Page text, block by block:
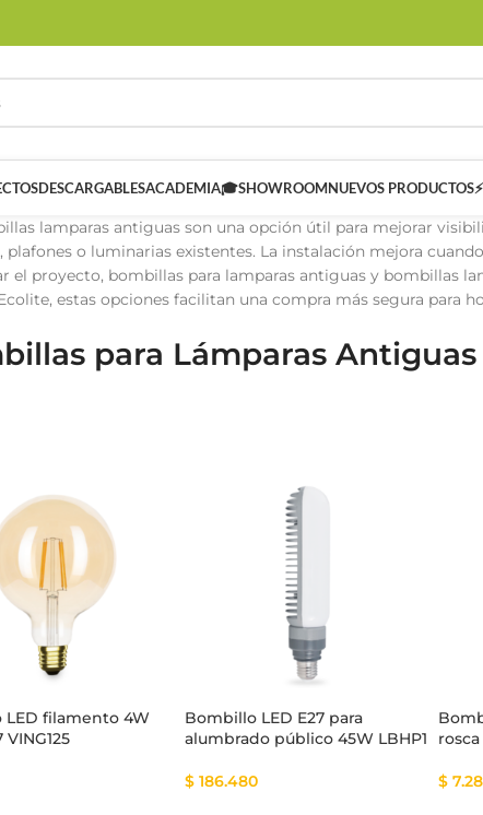
Sistema Smart Cinta Multicolor
DESCARGABLESACADEMIA🎓SHOWROOMNUEVOS PRODUCTOS⚡
lamparas antiguas son una opción útil para mejorar
plafones o luminarias existentes. La instalación mejora
el proyecto, bombillas para lamparas antiguas y bombillas
estas opciones facilitan una compra más segura para
para Lámparas Antiguas
LED filamento 4W
VING125
Bombillo LED E27 para
alumbrado público 45W LBHP1
$186.480
rosca
$